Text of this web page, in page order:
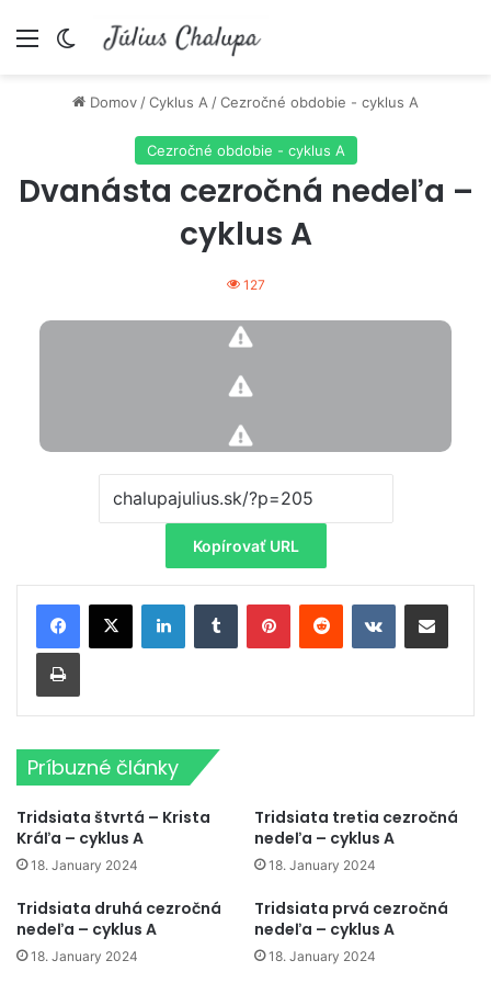
Menu Switch skin
Domov/Cyklus A/Cezročné obdobie - cyklus A
Cezročné obdobie - cyklus A
Dvanásta cezročná nedeľa –
cyklus A
127
Kopírovať URL
LinkedInTumblr PinterestReddit VKontakteZdieľať cez email
Tlačiť
Príbuzné články
Tridsiata štvrtá – Krista
Kráľa – cyklus A
18. January 2024
Tridsiata tretia cezročná
nedeľa – cyklus A
18. January 2024
Tridsiata druhá cezročná
nedeľa – cyklus A
18. January 2024
Tridsiata prvá cezročná
nedeľa – cyklus A
18. January 2024